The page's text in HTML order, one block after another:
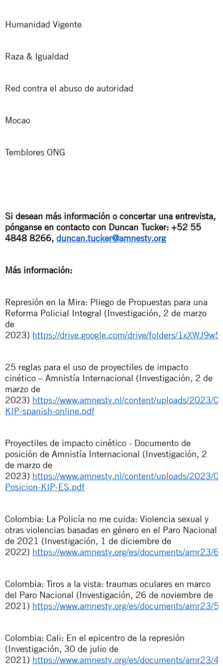
Humanidad Vigente
Raza & Igualdad
Red contra el abuso de autoridad
Mocao
Temblores ONG
Si desean más información o concertar una entrevista,
pónganse en contacto con Duncan Tucker: +52 55
4848 8266, duncan.tucker@amnesty.org
Más información:
Represión en la Mira: Pliego de Propuestas para una
Reforma Policial Integral (Investigación, 2 de marzo
de
2023) https://drive.google.com/drive/folders/
25 reglas para el uso de proyectiles de impacto
cinético – Amnistía Internacional (Investigación, 2 de
marzo de
2023) https://www.amnesty.nl/content/uploads/2023/
KIP-spanish-online.pdf
Proyectiles de impacto cinético - Documento de
posición de Amnistía Internacional (Investigación, 2
de marzo de
2023) https://www.amnesty.nl/content/uploads/2023/
Posicion-KIP-ES.pdf
Colombia: La Policía no me cuida: Violencia sexual y
otras violencias basadas en género en el Paro Nacional
de 2021 (Investigación, 1 de diciembre de
2022) https://www.amnesty.org/es/documents/amr23/
Colombia: Tiros a la vista: traumas oculares en marco
del Paro Nacional (Investigación, 26 de noviembre de
2021) https://www.amnesty.org/es/documents/amr23/
Colombia: Cali: En el epicentro de la represión
(Investigación, 30 de julio de
2021) https://www.amnesty.org/es/documents/amr23/